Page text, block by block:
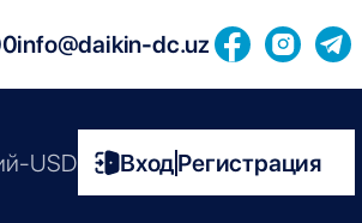
info@daikin-dc.uz
USD ВходРегистрация